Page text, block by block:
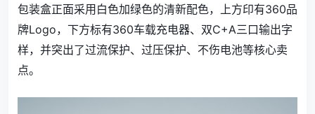
包装盒正面采用白色加绿色的清新配色，上方印有360品
牌Logo，下方标有360车载充电器、双C+A三口输出字
样，并突出了过流保护、过压保护、不伤电池等核心卖
点。